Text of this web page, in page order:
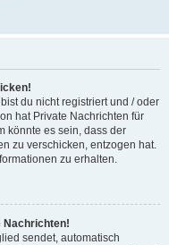
du nicht registriert und / oder
hat Private Nachrichten für
könnte es sein, dass der
zu verschicken, entzogen hat.
zu erhalten.
Nachrichten!
sendet, automatisch